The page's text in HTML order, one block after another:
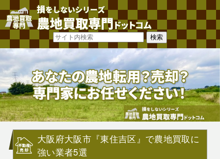
大阪府大阪市『東住吉区』で農地買取に
強い業者5選